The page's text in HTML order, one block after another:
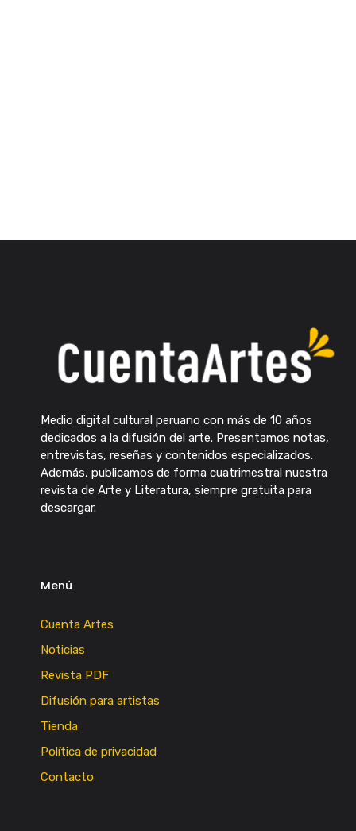
Medio digital cultural peruano con más de 10 años
dedicados a la difusión del arte. Presentamos notas,
entrevistas, reseñas y contenidos especializados.
Además, publicamos de forma cuatrimestral nuestra
revista de Arte y Literatura, siempre gratuita para
descargar.
Menú
Cuenta Artes
Noticias
Revista PDF
Difusión para artistas
Tienda
Política de privacidad
Contacto